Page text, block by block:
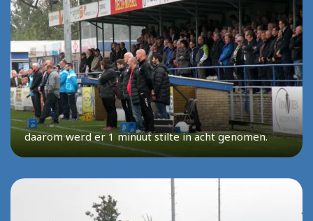
daarom werd er 1 minuut stilte in acht genomen.